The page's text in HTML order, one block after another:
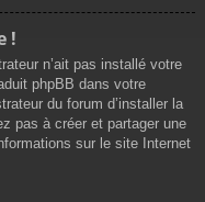
!
n’ait pas installé votre
phpBB dans votre
du forum d’installer la
pas à créer et partager une
sur le site Internet